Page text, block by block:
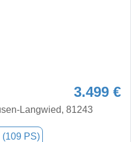
3.499 €
Langwied, 81243
(109 PS)